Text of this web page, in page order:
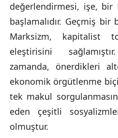
değerlendirmesi, işe, bir
başlamalıdır. Geçmiş bir
Marksizm, kapitalist
eleştirisini
zamanda, önerdikleri
ekonomik örgütlenme
tek makul
eden çeşitli
olmuştur.